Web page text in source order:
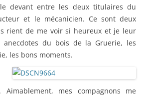
devant entre les deux titulaires du
et le mécanicien. Ce sont deux
rient de me voir si heureux et je leur
anecdotes du bois de la Gruerie, les
les bons moments.
mes compagnons me